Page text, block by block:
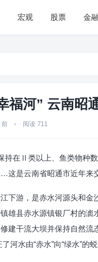
宏观 股票 金
福河” 云南昭
• 阅读 711
持在Ⅱ类以上、鱼类物种
是云南省昭通市近年来
下游，是赤水河源头和
雄县赤水源镇银厂村的
建干流大坝并保持自然流
河水由“赤水”向“绿水”的蜕